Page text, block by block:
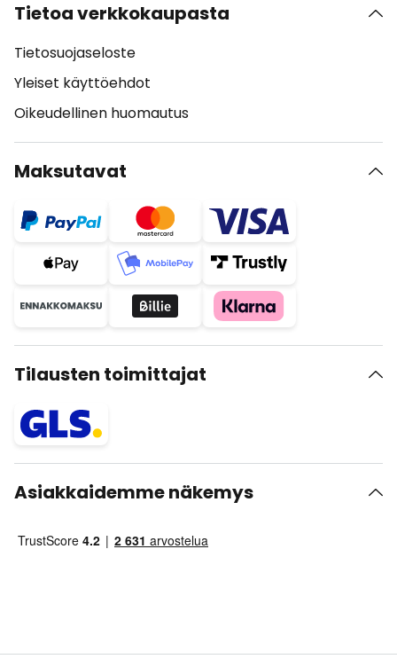
Tietoa verkkokaupasta
Tietosuojaseloste
Yleiset käyttöehdot
Oikeudellinen huomautus
Maksutavat
Tilausten toimittajat
Asiakkaidemme näkemys